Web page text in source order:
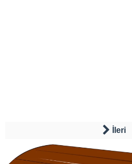
İleri